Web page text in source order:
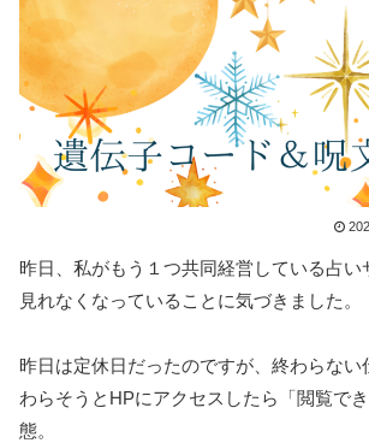
昨日、私がもう１つ共同経営している占い
見れなくなっていることに気づきました。
昨日は定休日だったのですが、終わらない
わらそうとHPにアクセスしたら「閲覧で
態。